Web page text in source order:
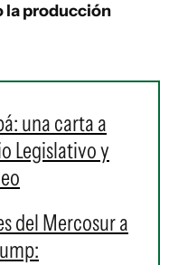
la producción
una carta a
Legislativo y
del Mercosur a